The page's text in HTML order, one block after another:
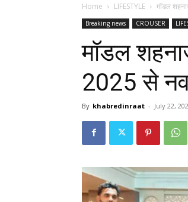
Home LIFESTYLE मॉडल
Breaking news CROUSER
मॉडल
2025 से
By khabredinraat - July 22,